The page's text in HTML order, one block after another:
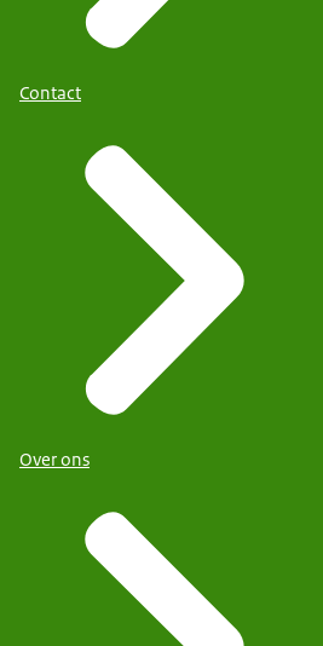
Contact
Over ons